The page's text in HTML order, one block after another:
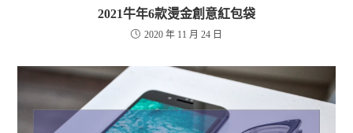
2021牛年6款燙金創意紅包袋
2020 年 11 月 24 日